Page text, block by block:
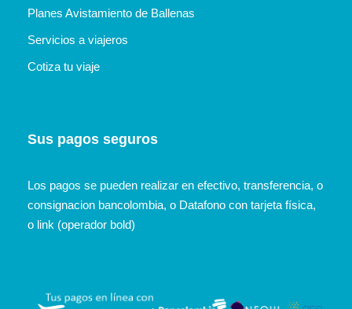
Planes Avistamiento de Ballenas
Servicios a viajeros
Cotiza tu viaje
Sus pagos seguros
Los pagos se pueden realizar en efectivo, transferencia, o
consignacion bancolombia, o Datafono con tarjeta física,
o link (operador bold)